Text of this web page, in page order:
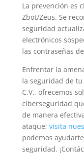
La prevención es
Zbot/Zeus. Se
seguridad
electrónicos
las contraseñas
Enfrentar la
la seguridad de tu
C.V., ofrecemos
ciberseguridad
de manera
ataque; visita
podemos
seguridad.